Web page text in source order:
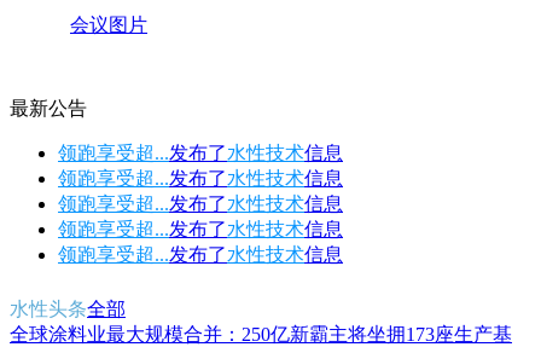
会议图片
最新公告
领跑享受超...发布了水性技术信息
领跑享受超...发布了水性技术信息
领跑享受超...发布了水性技术信息
领跑享受超...发布了水性技术信息
领跑享受超...发布了水性技术信息
水性头条全部
全球涂料业最大规模合并：250亿新霸主将坐拥173座生产基